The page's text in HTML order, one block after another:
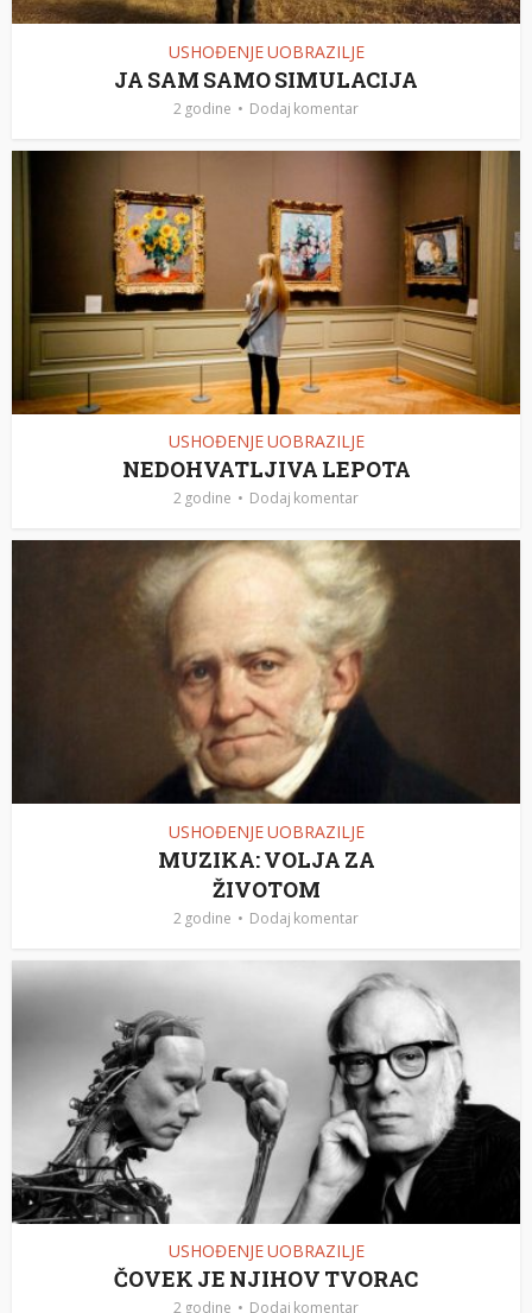
USHOĐENJE UOBRAZILJE
JA SAM SAMO SIMULACIJA
2 godine Dodaj komentar
USHOĐENJE UOBRAZILJE
NEDOHVATLJIVA LEPOTA
2 godine Dodaj komentar
USHOĐENJE UOBRAZILJE
MUZIKA: VOLJA ZA
ŽIVOTOM
2 godine Dodaj komentar
USHOĐENJE UOBRAZILJE
ČOVEK JE NJIHOV TVORAC
2 godine Dodaj komentar